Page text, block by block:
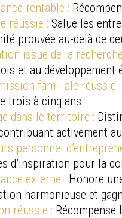
rentable :
réussie :Salue les
prouvée au-delà de
issue de la
et au développement
familiale réussie :
trois à cinq ans.
dans le territoire :
activement
personnel
d’inspiration pour la
externe : Honore
harmonieuse et
réussie : Récompense